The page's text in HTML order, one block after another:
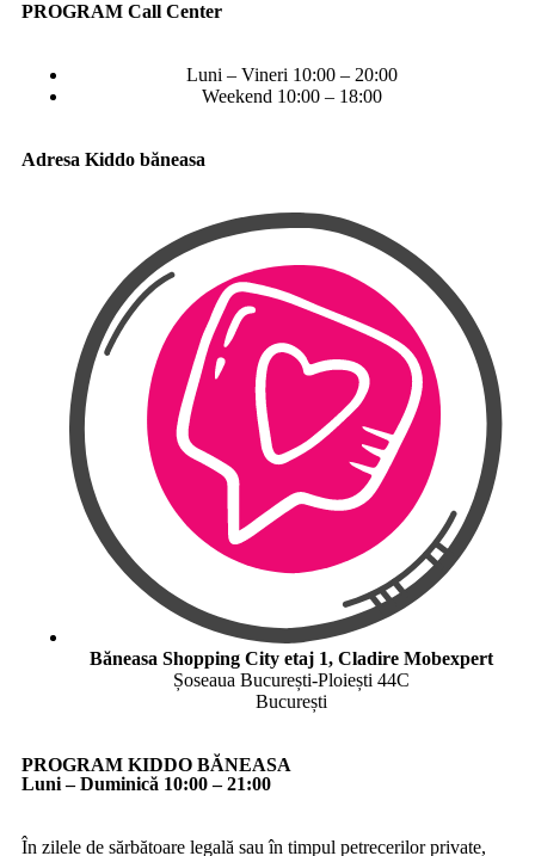
PROGRAM Call Center
Luni – Vineri 10:00 – 20:00
Weekend 10:00 – 18:00
Adresa Kiddo băneasa
Băneasa Shopping City etaj 1, Cladire Mobexpert
Șoseaua București-Ploiești 44C
București
PROGRAM KIDDO BĂNEASA
Luni – Duminică 10:00 – 21:00
În zilele de sărbătoare legală sau în timpul petrecerilor private,